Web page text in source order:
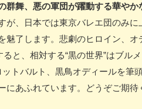
群舞、悪の軍団が躍動する華やか
が、日本では東京バレエ団のみ
魅了します。悲劇のヒロイン、
と、相対する“黒の世界”はブル
トバルト、黒鳥オディールを筆
あふれています。どうぞご期待